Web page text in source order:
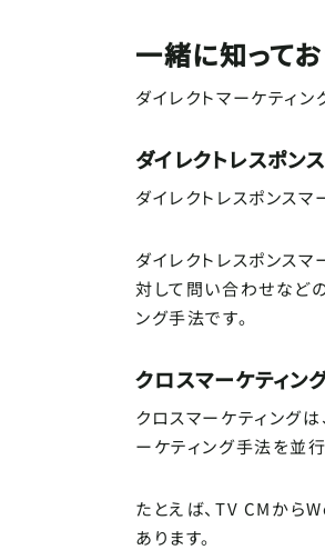
一緒に知って
ダイレクトマーケティン
ダイレクトレスポン
ダイレクトレスポンスマ
ダイレクトレスポンス
対して問い合わせなど
ング手法です。
クロスマーケティン
クロスマーケティング
ーケティング手法を並
たとえば、TV CMから
あります。